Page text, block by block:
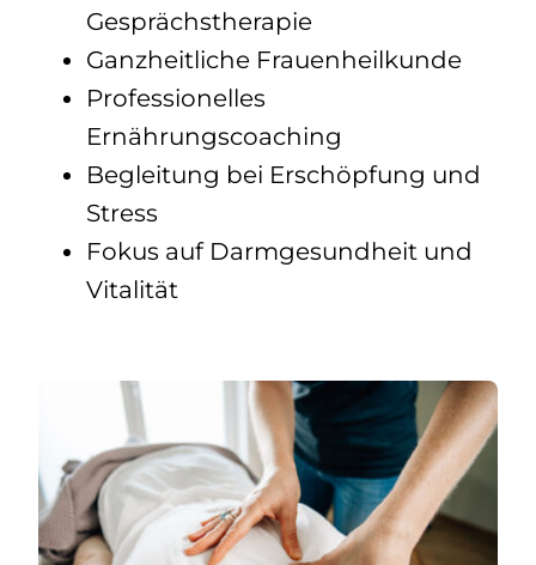
Gesprächstherapie
Ganzheitliche Frauenheilkunde
Professionelles
Ernährungscoaching
Begleitung bei Erschöpfung und
Stress
Fokus auf Darmgesundheit und
Vitalität